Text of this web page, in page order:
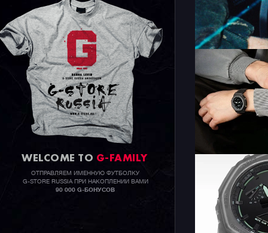
WELCOME TO G-FAMILY
ОТПРАВЛЯЕМ ИМЕННУЮ ФУТБОЛКУ
G-STORE RUSSIA ПРИ НАКОПЛЕНИИ ВАМИ
90 000 G-БОНУСОВ